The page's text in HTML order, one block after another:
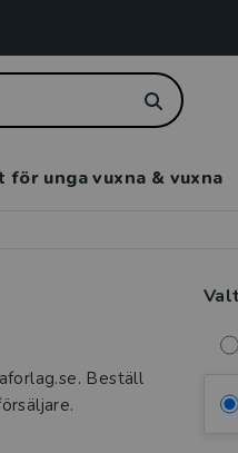
för unga vuxna & vuxna
Beställ